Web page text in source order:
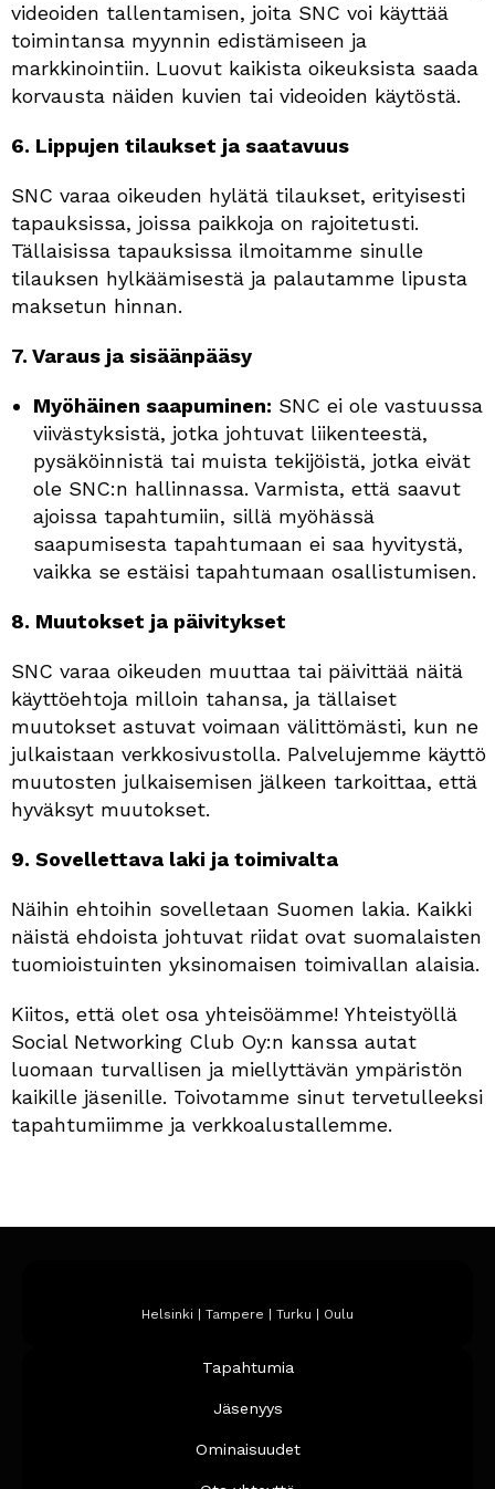
videoiden tallentamisen, joita SNC voi käyttää
toimintansa myynnin edistämiseen ja
markkinointiin. Luovut kaikista oikeuksista saada
korvausta näiden kuvien tai videoiden käytöstä.
6. Lippujen tilaukset ja saatavuus
SNC varaa oikeuden hylätä tilaukset, erityisesti
tapauksissa, joissa paikkoja on rajoitetusti.
Tällaisissa tapauksissa ilmoitamme sinulle
tilauksen hylkäämisestä ja palautamme lipusta
maksetun hinnan.
7. Varaus ja sisäänpääsy
Myöhäinen saapuminen: SNC ei ole vastuussa
viivästyksistä, jotka johtuvat liikenteestä,
pysäköinnistä tai muista tekijöistä, jotka eivät
ole SNC:n hallinnassa. Varmista, että saavut
ajoissa tapahtumiin, sillä myöhässä
saapumisesta tapahtumaan ei saa hyvitystä,
vaikka se estäisi tapahtumaan osallistumisen.
8. Muutokset ja päivitykset
SNC varaa oikeuden muuttaa tai päivittää näitä
käyttöehtoja milloin tahansa, ja tällaiset
muutokset astuvat voimaan välittömästi, kun ne
julkaistaan ​​verkkosivustolla. Palvelujemme käyttö
muutosten julkaisemisen jälkeen tarkoittaa, että
hyväksyt muutokset.
9. Sovellettava laki ja toimivalta
Näihin ehtoihin sovelletaan Suomen lakia. Kaikki
näistä ehdoista johtuvat riidat ovat suomalaisten
tuomioistuinten yksinomaisen toimivallan alaisia.
Kiitos, että olet osa yhteisöämme! Yhteistyöllä
Social Networking Club Oy:n kanssa autat
luomaan turvallisen ja miellyttävän ympäristön
kaikille jäsenille. Toivotamme sinut tervetulleeksi
tapahtumiimme ja verkkoalustallemme.
Helsinki | Tampere | Turku | Oulu
Tapahtumia
Jäsenyys
Ominaisuudet